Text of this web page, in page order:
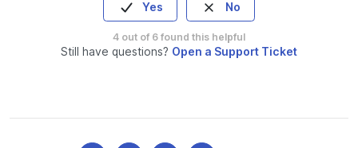
Yes No
4 out of 6 found this helpful
Still have questions? Open a Support Ticket